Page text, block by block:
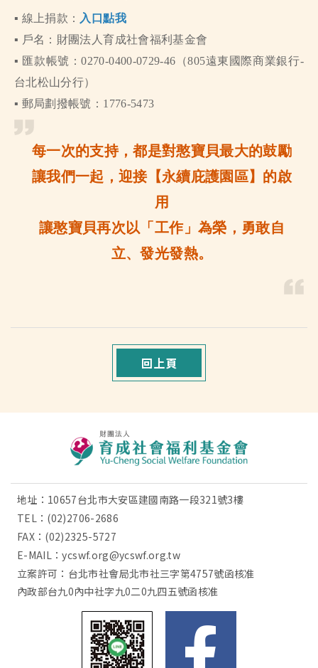
▪️ 線上捐款： 入口點我
▪️ 戶名：財團法人育成社會福利基金會
▪️ 匯款帳號：0270-0400-0729-46（805遠東國際商業銀行-
台北松山分行）
▪️ 郵局劃撥帳號：1776-5473
每一次的支持，都是對憨寶貝最大的鼓勵
讓我們一起，迎接【永續庇護園區】的啟
用
讓憨寶貝再次以「工作」為榮，勇敢自
立、發光發熱。
回上頁
地址：10657台北市大安區建國南路一段321號3樓
TEL： (02)2706-2686
FAX：(02)2325-5727
E-MAIL：ycswf.org@ycswf.org.tw
立案許可：台北市社會局北市社三字第4757號函核准
內政部台九0內中社字九0二0九四五號函核准